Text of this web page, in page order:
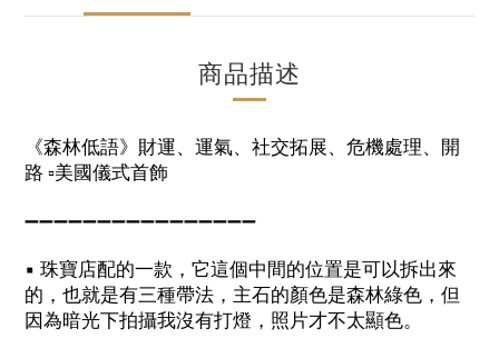
商品描述
《森林低語》財運、運氣、社交拓展、危機處理、開
路 ▫️美國儀式首飾
➖➖➖➖➖➖➖➖➖➖➖➖➖➖➖➖
▪️ 珠寶店配的一款，它這個中間的位置是可以拆出來
的，也就是有三種帶法，主石的顏色是森林綠色，但
因為暗光下拍攝我沒有打燈，照片才不太顯色。